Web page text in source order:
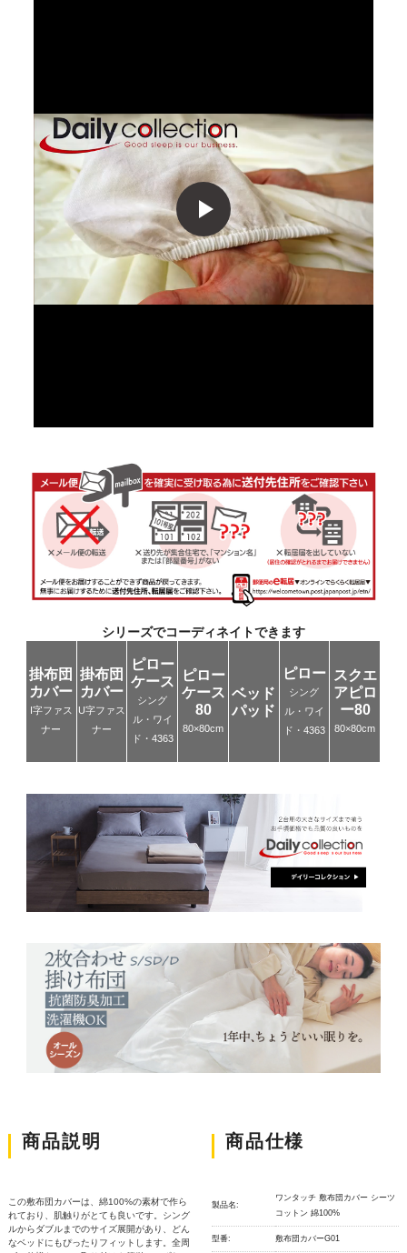
シリーズでコーディネイトできます
掛布団
カバー
I字ファス
ナー
掛布団
カバー
U字ファス
ナー
ピロー
ケース
シング
ル・ワイ
ド・4363
ピロー
ケース
80
80×80cm
ベッド
パッド
ピロー
シング
ル・ワイ
ド・4363
スクエ
アピロ
ー80
80×80cm
商品説明
この敷布団カバーは、綿100%の素材で作ら
れており、肌触りがとても良いです。シング
ルからダブルまでのサイズ展開があり、どん
なベッドにもぴったりフィットします。全周
商品仕様
製品名:
ワンタッチ 敷布団カバー シーツ
コットン 綿100%
型番: 敷布団カバーG01